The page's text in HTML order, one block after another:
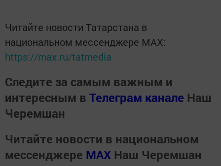
Читайте новости Татарстана в
национальном мессенджере MАХ:
https://max.ru/tatmedia
Следите за самым важным и
интересным в Телеграм канале Наш
Черемшан
Читайте новости в национальном
мессенджере MАХ Наш Черемшан